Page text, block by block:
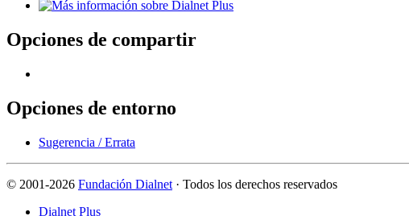
Opciones de compartir
Opciones de entorno
Sugerencia / Errata
© 2001-2026 Fundación Dialnet · Todos los derechos reservados
Dialnet Plus